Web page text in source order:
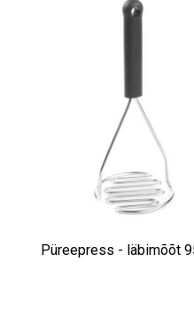
Püreepress - läbimõõt